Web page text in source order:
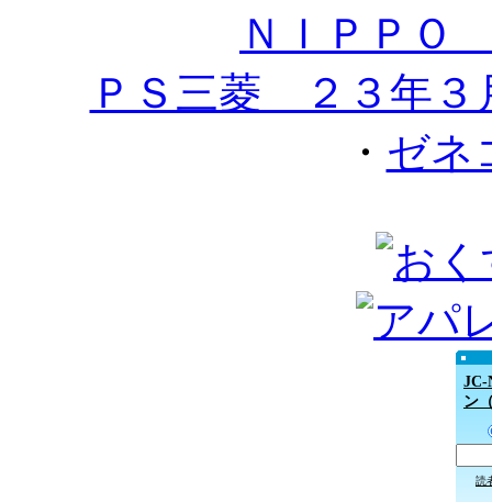
ＮＩＰＰＯ
ＰＳ三菱 ２３年
・ ゼネ
JC-
ン
読